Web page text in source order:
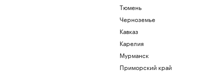
Тюмень
Черноземье
Кавказ
Карелия
Мурманск
Приморский край